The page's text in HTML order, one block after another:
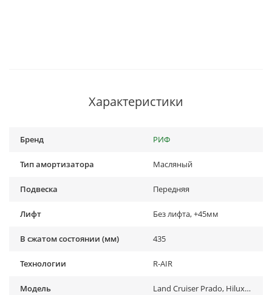
Характеристики
Бренд РИФ
Тип амортизатора Масляный
Подвеска Передняя
Лифт Без лифта, +45мм
В сжатом состоянии (мм) 435
Технологии R-AIR
Модель Land Cruiser Prado, Hilux , Fortuner , FJ Cruiser